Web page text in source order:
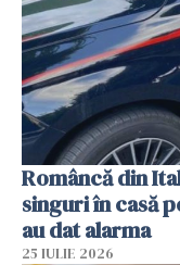
Româncă din
singuri în casă
au dat alarma
25 IULIE 2026